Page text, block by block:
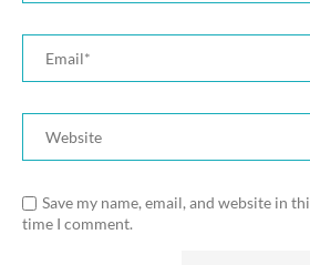
Save my name, email, and website in
time I comment.